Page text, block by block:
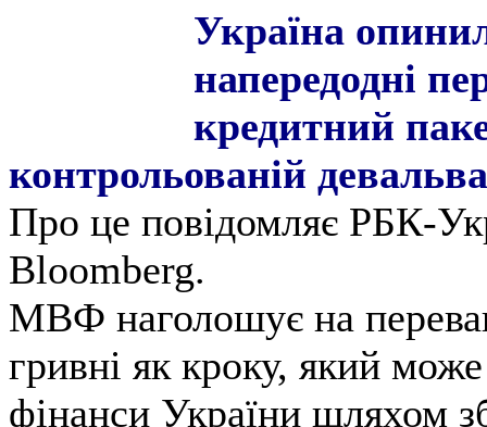
Україна
напередодні
кредитний
контрольованій
Про це повідомляє РБК-
Bloomberg.
МВФ наголошує на
гривні як кроку, який
фінанси України шляхом